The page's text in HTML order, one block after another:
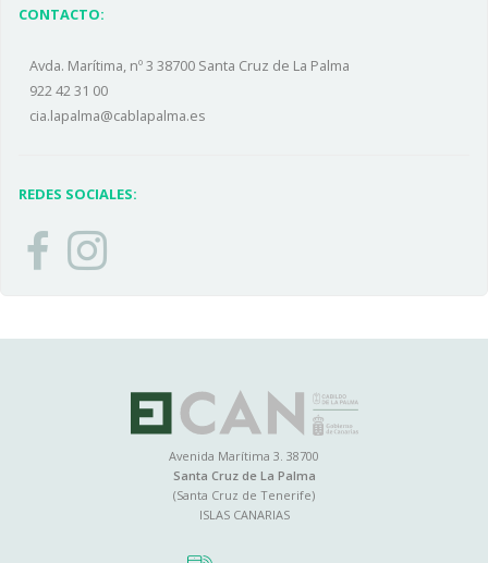
CONTACTO:
Avda. Marítima, nº 3 38700 Santa Cruz de La Palma
922 42 31 00
cia.lapalma@cablapalma.es
REDES SOCIALES:
Avenida Marítima 3. 38700
Santa Cruz de La Palma
(Santa Cruz de Tenerife)
ISLAS CANARIAS